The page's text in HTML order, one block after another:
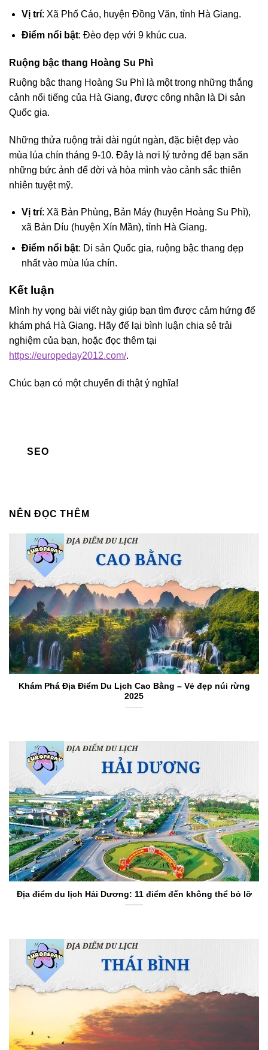
Vị trí: Xã Phố Cáo, huyện Đồng Văn, tỉnh Hà Giang.
Điểm nổi bật: Đèo đẹp với 9 khúc cua.
Ruộng bậc thang Hoàng Su Phì
Ruộng bậc thang Hoàng Su Phì là một trong những thắng
cảnh nổi tiếng của Hà Giang, được công nhận là Di sản
Quốc gia.
Những thửa ruộng trải dài ngút ngàn, đặc biệt đẹp vào
mùa lúa chín tháng 9-10. Đây là nơi lý tưởng để bạn săn
những bức ảnh để đời và hòa mình vào cảnh sắc thiên
nhiên tuyệt mỹ.
Vị trí: Xã Bản Phùng, Bản Máy (huyện Hoàng Su Phì),
xã Bản Díu (huyện Xín Mần), tỉnh Hà Giang.
Điểm nổi bật: Di sản Quốc gia, ruộng bậc thang đẹp
nhất vào mùa lúa chín.
Kết luận
Mình hy vọng bài viết này giúp bạn tìm được cảm hứng để
khám phá Hà Giang. Hãy để lại bình luận chia sẻ trải
nghiệm của bạn, hoặc đọc thêm tại
https://europeday2012.com/.
Chúc bạn có một chuyến đi thật ý nghĩa!
SEO
NÊN ĐỌC THÊM
Khám Phá Địa Điểm Du Lịch Cao Bằng – Vẻ đẹp núi rừng
2025
Địa điểm du lịch Hải Dương: 11 điểm đến không thể bỏ lỡ